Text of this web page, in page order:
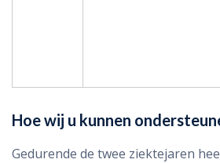
Hoe wij u kunnen
Gedurende de twee ziektejaren